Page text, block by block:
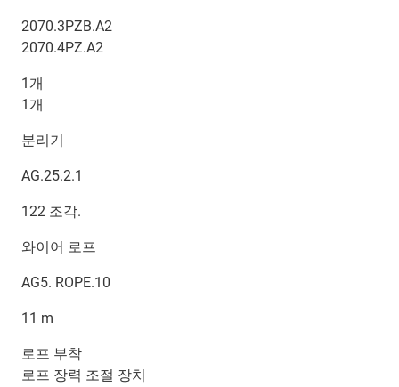
2070.3PZB.A2
2070.4PZ.A2
1개
1개
분리기
AG.25.2.1
122 조각.
와이어 로프
AG5. ROPE.10
11 m
로프 부착
로프 장력 조절 장치